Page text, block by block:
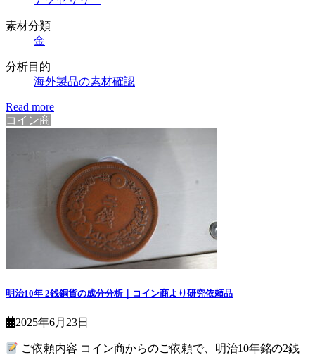
素材分類
金
分析目的
海外製品の素材確認
Read more
コイン商
明治10年 2銭銅貨の成分分析｜コイン商より研究依頼品
2025年6月23日
ご依頼内容 コイン商からのご依頼で、明治10年銘の2銭